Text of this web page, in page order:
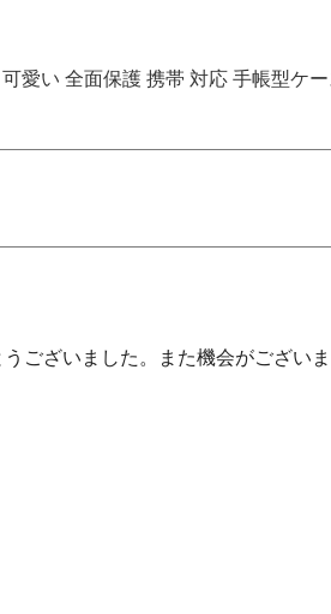
愛い 全面保護 携帯 対応 手帳型ケ
ございました。また機会がござい